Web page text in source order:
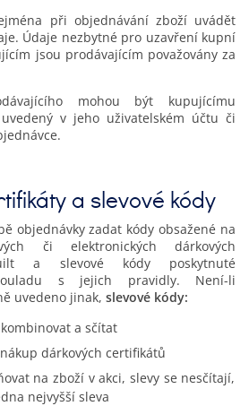
při objednávání zboží uvádět
Údaje nezbytné pro uzavření kupní
jsou prodávajícím považovány za
mohou být kupujícímu
v jeho uživatelském účtu či
a slevové kódy
objednávky zadat kódy obsažené na
či elektronických dárkových
a slevové kódy poskytnuté
s jejich pravidly. Není-li
uvedeno jinak, slevové kódy:
a sčítat
dárkových certifikátů
na zboží v akci, slevy se nesčítají,
nejvyšší sleva